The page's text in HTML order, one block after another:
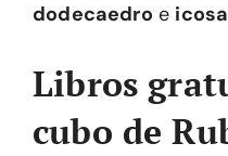
dodecaedro e
Libros
cubo de